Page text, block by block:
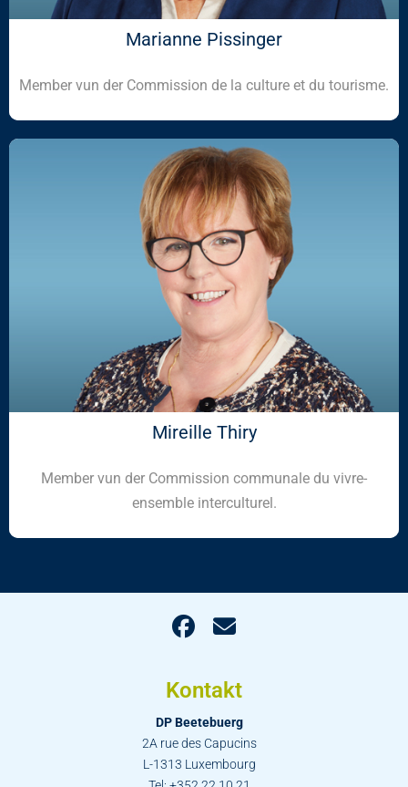
Marianne Pissinger
Member vun der Commission de la culture et du tourisme.
Mireille Thiry
Member vun der Commission communale du vivre-
ensemble interculturel.
Kontakt
DP Beetebuerg
2A rue des Capucins
L-1313 Luxembourg